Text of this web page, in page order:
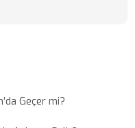
Geçer mi?